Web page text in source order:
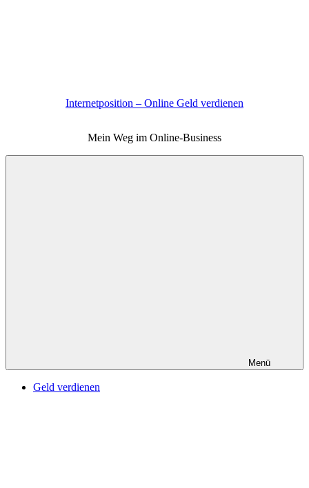
Internetposition – Online Geld verdienen
Mein Weg im Online-Business
Menü
Geld verdienen